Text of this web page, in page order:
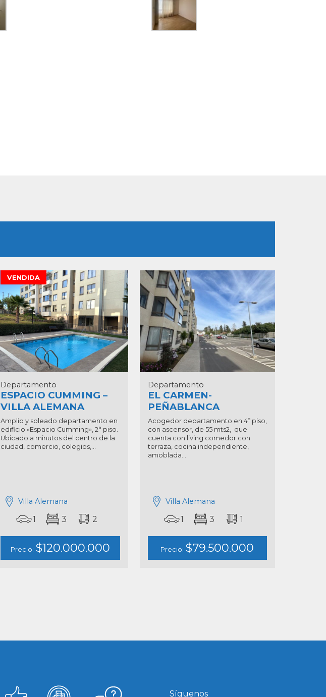
VENDIDA
Departamento
ESPACIO CUMMING –
VILLA ALEMANA
Amplio y soleado departamento en
edificio «Espacio Cumming», 2° piso.
Ubicado a minutos del centro de la
ciudad, comercio, colegios,...
Villa Alemana
1 3 2
Precio: $120.000.000
Departamento
EL CARMEN-
PEÑABLANCA
Acogedor departamento en 4º piso,
con ascensor, de 55 mts2, que
cuenta con living comedor con
terraza, cocina independiente,
amoblada...
Villa Alemana
1 3 1
Precio: $79.500.000
Síguenos